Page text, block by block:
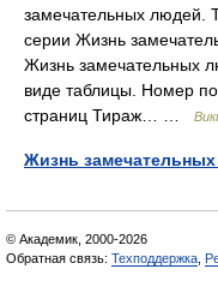
замечательных
серии Жизнь
Жизнь замечательных
виде таблицы. Номер
страниц Тираж… …
Жизнь
© Академик, 2000-2026
Обратная связь: Техподдержка